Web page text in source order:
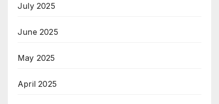
July 2025
June 2025
May 2025
April 2025